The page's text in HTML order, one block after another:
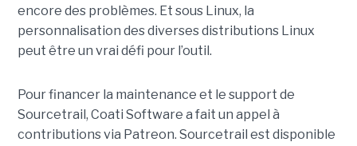
encore des problèmes. Et sous Linux, la
personnalisation des diverses distributions Linux
peut être un vrai défi pour l’outil.
Pour financer la maintenance et le support de
Sourcetrail, Coati Software a fait un appel à
contributions via Patreon. Sourcetrail est disponible